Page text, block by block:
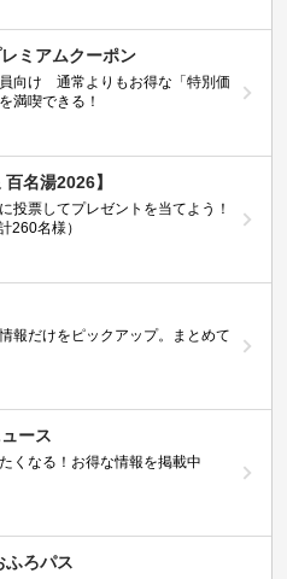
ミアムクーポン
向け 通常よりもお得な「特別価
満喫できる！
百名湯2026】
投票してプレゼントを当てよう！
260名様）
報だけをピックアップ。まとめて
ース
くなる！お得な情報を掲載中
ふろパス